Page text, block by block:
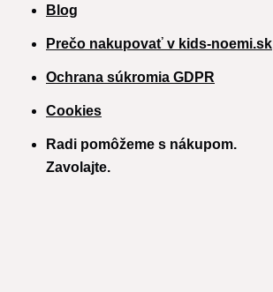
Blog
Prečo nakupovať v kids-noemi.sk
Ochrana súkromia GDPR
Cookies
Radi pomôžeme s nákupom.
Zavolajte.